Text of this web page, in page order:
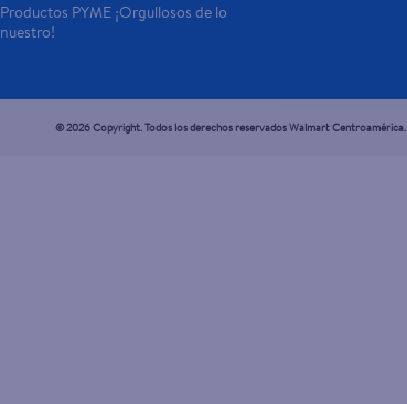
Productos PYME ¡Orgullosos de lo
nuestro!
© 2026 Copyright. Todos los derechos reservados Walmart Centroamérica.